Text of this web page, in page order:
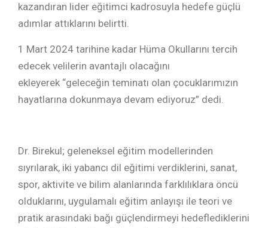
kazandıran lider eğitimci kadrosuyla hedefe güçlü
adımlar attıklarını belirtti.
1 Mart 2024 tarihine kadar Hüma Okullarını tercih
edecek velilerin avantajlı olacağını
ekleyerek “geleceğin teminatı olan çocuklarımızın
hayatlarına dokunmaya devam ediyoruz” dedi.
Dr. Birekul; geleneksel eğitim modellerinden
sıyrılarak, iki yabancı dil eğitimi verdiklerini, sanat,
spor, aktivite ve bilim alanlarında farklılıklara öncü
olduklarını, uygulamalı eğitim anlayışı ile teori ve
pratik arasındaki bağı güçlendirmeyi hedeflediklerini